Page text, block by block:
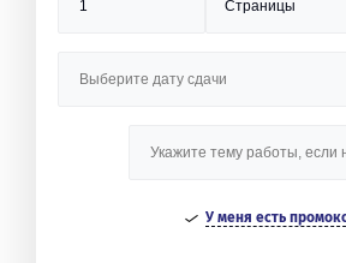
У меня есть